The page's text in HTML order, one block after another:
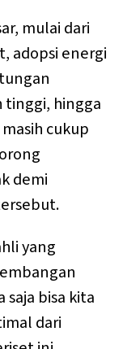
mulai dari
adopsi energi
tinggi, hingga
cukup
demi
yang
bisa kita
dari